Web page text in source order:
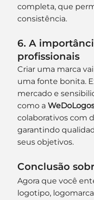
completa, que
consistência.
6. A
profissionais
Criar uma marca
uma fonte bonita.
mercado e
como a
colaborativos com
garantindo
seus objetivos.
Conclusão
Agora que você
logotipo,